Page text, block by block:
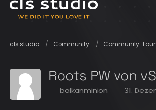
cls studio Community Community-
Roots PW von
balkanminion 31.